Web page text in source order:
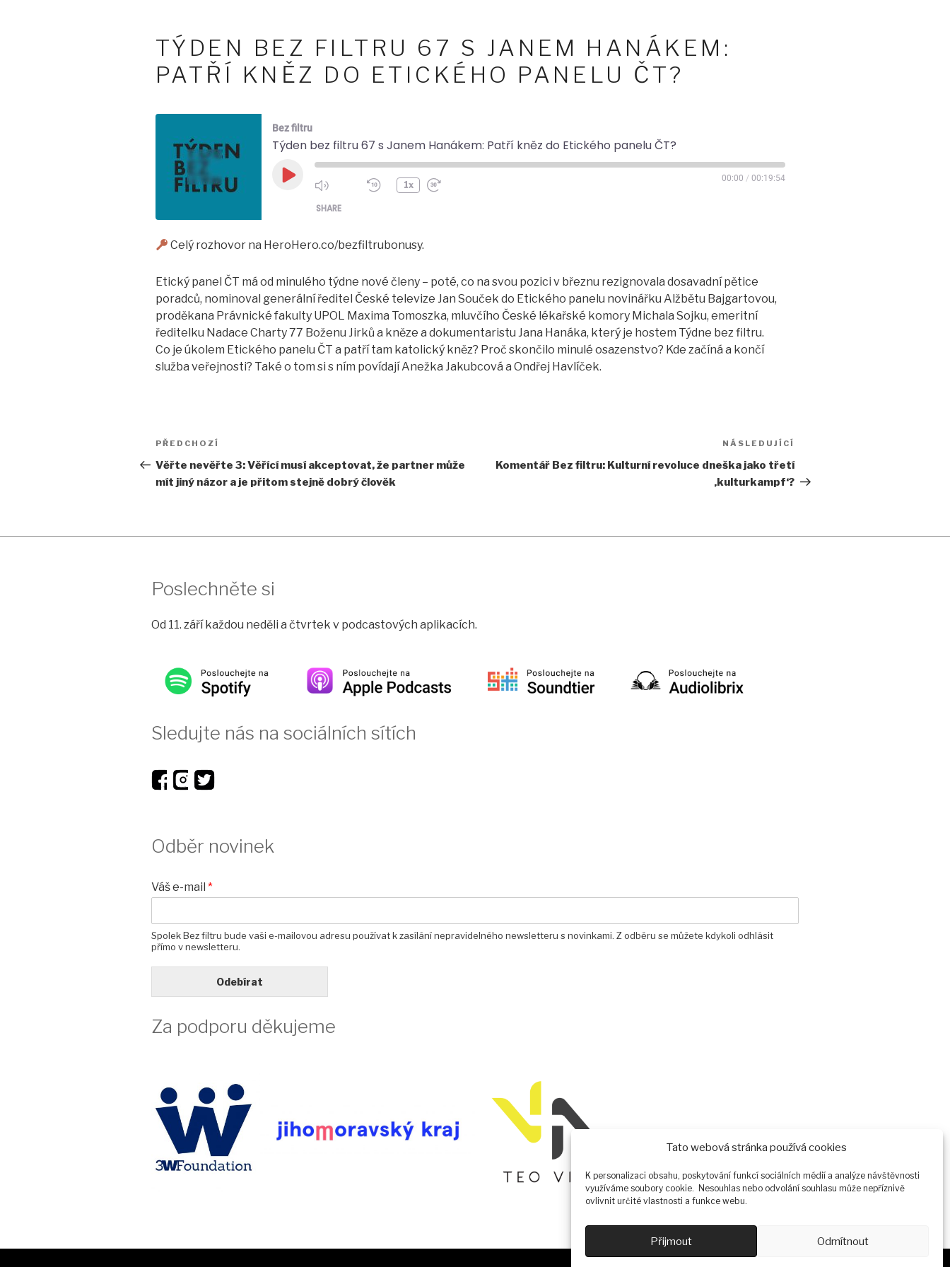
Tato webová stránka používá cookies
K personalizaci obsahu, poskytování funkcí sociálních médií a analýze návštěvnosti
využíváme soubory cookie. Nesouhlas nebo odvolání souhlasu může nepříznivě
ovlivnit určité vlastnosti a funkce webu.
Přijmout Odmítnout
TÝDEN BEZ FILTRU 67 S JANEM HANÁKEM:
PATŘÍ KNĚZ DO ETICKÉHO PANELU ČT?
Bez filtru
Týden bez filtru 67 s Janem Hanákem: Patří kněz do Etického panelu ČT?
Play
1x
00:00 / 00:19:54
SHARE
SHARE
LINK
EMBED
Celý rozhovor na HeroHero.co/bezfiltrubonusy.
Etický panel ČT má od minulého týdne nové členy – poté, co na svou pozici v březnu rezignovala dosavadní pětice
poradců, nominoval generální ředitel České televize Jan Souček do Etického panelu novinářku Alžbětu Bajgartovou,
proděkana Právnické fakulty UPOL Maxima Tomoszka, mluvčího České lékařské komory Michala Sojku, emeritní
ředitelku Nadace Charty 77 Boženu Jirků a kněze a dokumentaristu Jana Hanáka, který je hostem Týdne bez filtru.
Co je úkolem Etického panelu ČT a patří tam katolický kněz? Proč skončilo minulé osazenstvo? Kde začíná a končí
služba veřejnosti? Také o tom si s ním povídají Anežka Jakubcová a Ondřej Havlíček.
Navigace
pro
příspěvek
Předchozí
příspěvek
PŘEDCHOZÍ
Věřte nevěřte 3: Věřící musí akceptovat, že partner může
mít jiný názor a je přitom stejně dobrý člověk
příspěvek
NÁSLEDUJÍCÍ
Komentář Bez filtru: Kulturní revoluce dneška jako třetí
‚kulturkampf‘?
Poslechněte si
Od 11. září každou neděli a čtvrtek v podcastových aplikacích.
Sledujte nás na sociálních sítích
Odběr novinek
Váš e-mail *
Spolek Bez filtru bude vaši e-mailovou adresu používat k zasílání nepravidelného newsletteru s novinkami. Z odběru se můžete kdykoli odhlásit
přímo v newsletteru.
Odebírat
Za podporu děkujeme